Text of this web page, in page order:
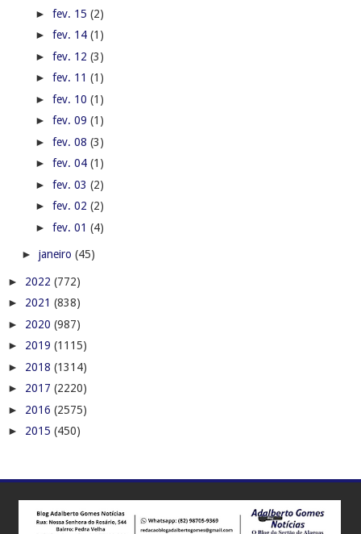
► fev. 15 (2)
► fev. 14 (1)
► fev. 12 (3)
► fev. 11 (1)
► fev. 10 (1)
► fev. 09 (1)
► fev. 08 (3)
► fev. 04 (1)
► fev. 03 (2)
► fev. 02 (2)
► fev. 01 (4)
► janeiro (45)
► 2022 (772)
► 2021 (838)
► 2020 (987)
► 2019 (1115)
► 2018 (1314)
► 2017 (2220)
► 2016 (2575)
► 2015 (450)